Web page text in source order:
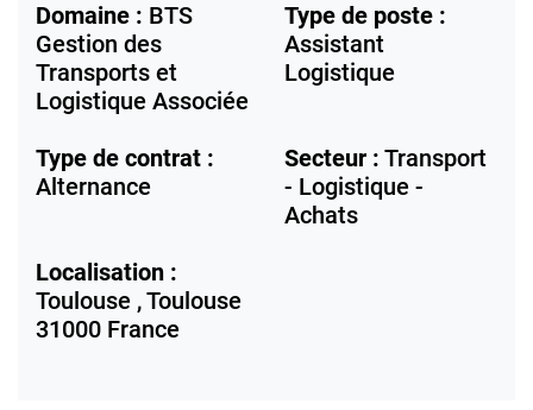
Domaine : BTS
Gestion des
Transports et
Logistique Associée
Type de poste :
Assistant
Logistique
Type de contrat :
Alternance
Secteur : Transport
- Logistique -
Achats
Localisation :
Toulouse ,Toulouse
31000 France